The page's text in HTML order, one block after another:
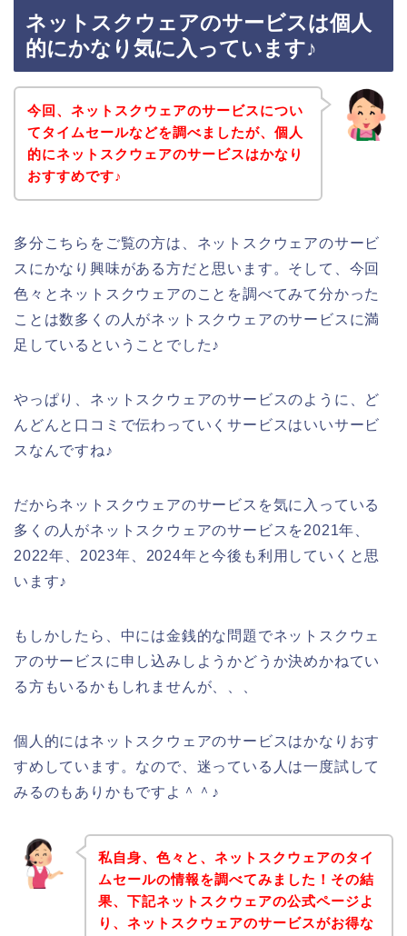
ネットスクウェアのサービスは個人
的にかなり気に入っています♪
今回、ネットスクウェアのサービスについ
てタイムセールなどを調べましたが、個人
的にネットスクウェアのサービスはかなり
おすすめです♪
多分こちらをご覧の方は、ネットスクウェアのサービ
スにかなり興味がある方だと思います。そして、今回
色々とネットスクウェアのことを調べてみて分かった
ことは数多くの人がネットスクウェアのサービスに満
足しているということでした♪
やっぱり、ネットスクウェアのサービスのように、ど
んどんと口コミで伝わっていくサービスはいいサービ
スなんですね♪
だからネットスクウェアのサービスを気に入っている
多くの人がネットスクウェアのサービスを2021年、
2022年、2023年、2024年と今後も利用していくと思
います♪
もしかしたら、中には金銭的な問題でネットスクウェ
アのサービスに申し込みしようかどうか決めかねてい
る方もいるかもしれませんが、、、
個人的にはネットスクウェアのサービスはかなりおす
すめしています。なので、迷っている人は一度試して
みるのもありかもですよ＾＾♪
私自身、色々と、ネットスクウェアのタイ
ムセールの情報を調べてみました！その結
果、下記ネットスクウェアの公式ページよ
り、ネットスクウェアのサービスがお得な